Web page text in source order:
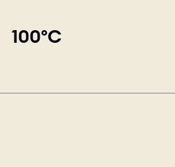
100°C